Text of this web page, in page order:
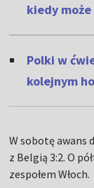
kiedy
Polki w
kolejnym
W sobotę awans
z Belgią 3:2. O
zespołem Włoch.